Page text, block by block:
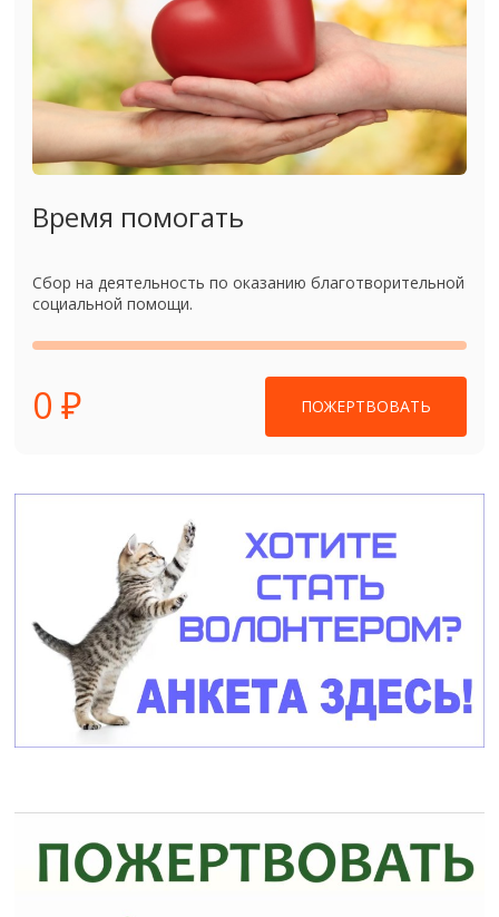
Время помогать
Сбор на деятельность по оказанию благотворительной
социальной помощи.
0 ₽ ПОЖЕРТВОВАТЬ